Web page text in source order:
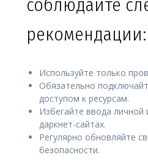
соблюдайте
рекомендации:
Используйте только
Обязательно
доступом к ресурсам.
Избегайте ввода
даркнет-сайтах.
Регулярно обновляйте
безопасности.